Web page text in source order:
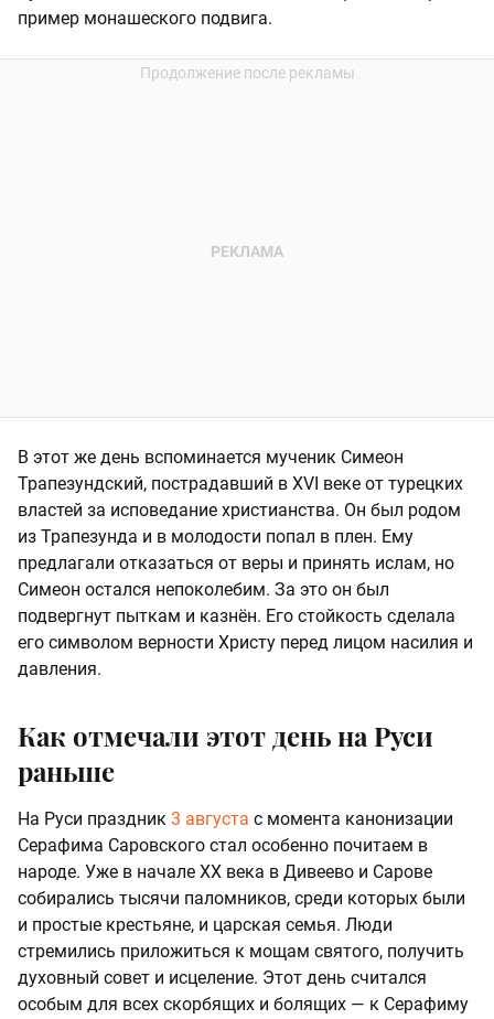
пример монашеского подвига.
В этот же день вспоминается мученик Симеон
Трапезундский, пострадавший в XVI веке от турецких
властей за исповедание христианства. Он был родом
из Трапезунда и в молодости попал в плен. Ему
предлагали отказаться от веры и принять ислам, но
Симеон остался непоколебим. За это он был
подвергнут пыткам и казнён. Его стойкость сделала
его символом верности Христу перед лицом насилия и
давления.
Как отмечали этот день на Руси
раньше
На Руси праздник 3 августа с момента канонизации
Серафима Саровского стал особенно почитаем в
народе. Уже в начале XX века в Дивеево и Сарове
собирались тысячи паломников, среди которых были
и простые крестьяне, и царская семья. Люди
стремились приложиться к мощам святого, получить
духовный совет и исцеление. Этот день считался
особым для всех скорбящих и болящих — к Серафиму